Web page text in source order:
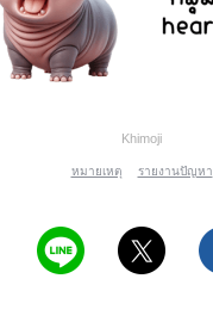
Khimoji
หมายเหตุ รายงานปัญหา